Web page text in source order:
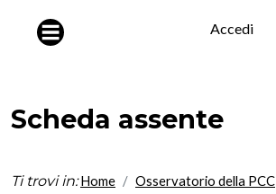
User
Accedi
Scheda assente
Ti trovi in: Home Osservatorio della PCC